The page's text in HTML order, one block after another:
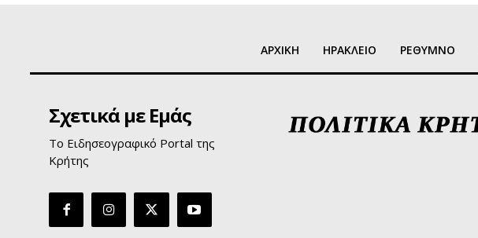
ΑΡΧΙΚΗ ΗΡΑΚΛΕΙΟ ΡΕΘΥΜΝΟ
Σχετικά με Εμάς
Το Ειδησεογραφικό Portal της
Κρήτης